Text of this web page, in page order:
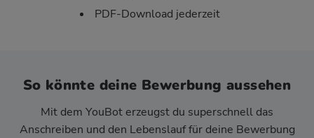
PDF-Download jederzeit
So könnte deine Bewerbung aussehen
Mit dem YouBot erzeugst du superschnell das
Anschreiben und den Lebenslauf für deine Bewerbung